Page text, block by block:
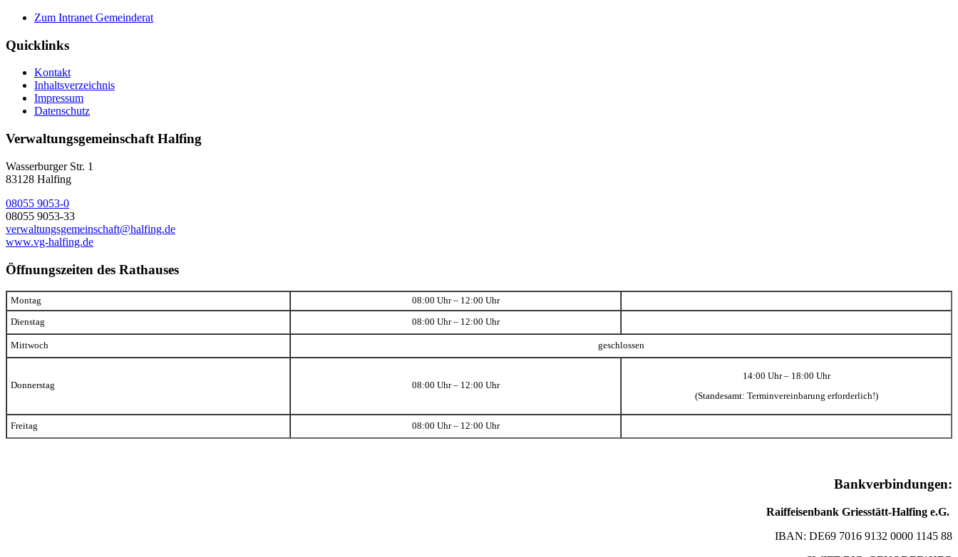
Zum Intranet Gemeinderat
Quicklinks
Kontakt
Inhaltsverzeichnis
Impressum
Datenschutz
Verwaltungsgemeinschaft Halfing
Wasserburger Str. 1
83128 Halfing
08055 9053-0
08055 9053-33
verwaltungsgemeinschaft@halfing.de
www.vg-halfing.de
Öffnungszeiten des Rathauses
Montag 08:00 Uhr – 12:00 Uhr
Dienstag 08:00 Uhr – 12:00 Uhr
Mittwoch geschlossen
Donnerstag 08:00 Uhr – 12:00 Uhr
14:00 Uhr – 18:00 Uhr
(Standesamt: Terminvereinbarung erforderlich!)
Freitag 08:00 Uhr – 12:00 Uhr
Bankverbindungen:
Raiffeisenbank Griesstätt-Halfing e.G.
IBAN: DE69 7016 9132 0000 1145 88